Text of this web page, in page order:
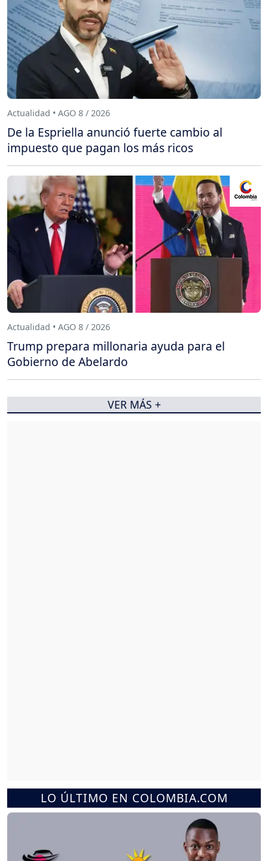
LO ÚLTIMO EN COLOMBIA.COM
Actualidad • AGO 8 / 2026
De la Espriella anunció fuerte cambio al
impuesto que pagan los más ricos
Actualidad • AGO 8 / 2026
Trump prepara millonaria ayuda para el
Gobierno de Abelardo
VER MÁS +